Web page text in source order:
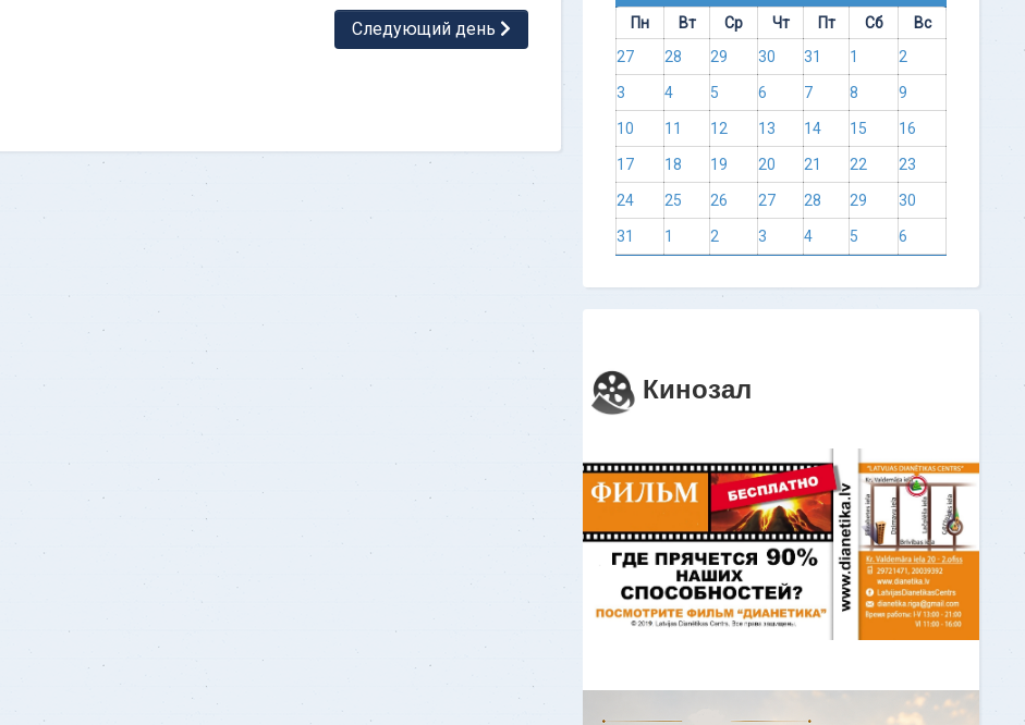
Следующий день Пн Вт Ср Чт Пт Сб
Вс
27
28 29 30 31 1 2
3 4 5 6 7 8 9
10 11 12 13 14 15 16
17 18 19 20 21 22 23
24 25 26 27 28 29 30
31 1 2 3 4 5 6
Кинозал